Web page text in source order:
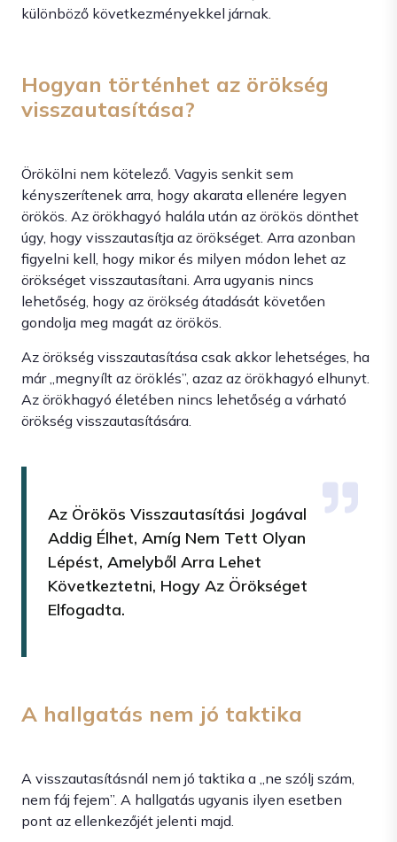
különböző következményekkel járnak.
Hogyan történhet az örökség
visszautasítása?
Örökölni nem kötelező. Vagyis senkit sem
kényszerítenek arra, hogy akarata ellenére legyen
örökös. Az örökhagyó halála után az örökös dönthet
úgy, hogy visszautasítja az örökséget. Arra azonban
figyelni kell, hogy mikor és milyen módon lehet az
örökséget visszautasítani. Arra ugyanis nincs
lehetőség, hogy az örökség átadását követően
gondolja meg magát az örökös.
Az örökség visszautasítása csak akkor lehetséges, ha
már „megnyílt az öröklés”, azaz az örökhagyó elhunyt.
Az örökhagyó életében nincs lehetőség a várható
örökség visszautasítására.
Az Örökös Visszautasítási Jogával
Addig Élhet, Amíg Nem Tett Olyan
Lépést, Amelyből Arra Lehet
Következtetni, Hogy Az Örökséget
Elfogadta.
A hallgatás nem jó taktika
A visszautasításnál nem jó taktika a „ne szólj szám,
nem fáj fejem”. A hallgatás ugyanis ilyen esetben
pont az ellenkezőjét jelenti majd.